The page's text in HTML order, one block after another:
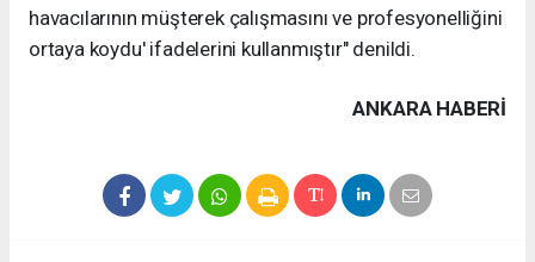
havacılarının müşterek çalışmasını ve profesyonelliğini
ortaya koydu' ifadelerini kullanmıştır" denildi.
ANKARA HABERİ